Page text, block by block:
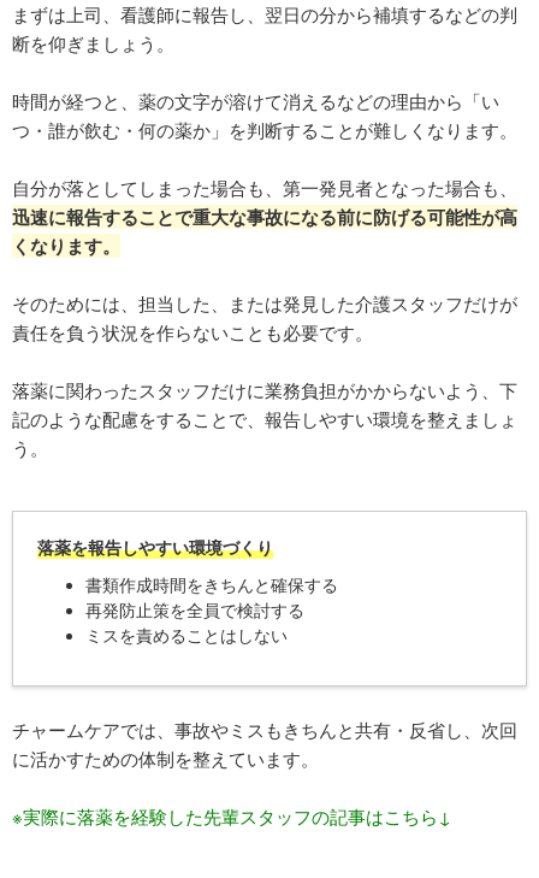
まずは上司、看護師に報告し、翌日の分から補填するなどの判
断を仰ぎましょう。
時間が経つと、薬の文字が溶けて消えるなどの理由から「い
つ・誰が飲む・何の薬か」を判断することが難しくなります。
自分が落としてしまった場合も、第一発見者となった場合も、
迅速に報告することで重大な事故になる前に防げる可能性が高
くなります。
そのためには、担当した、または発見した介護スタッフだけが
責任を負う状況を作らないことも必要です。
落薬に関わったスタッフだけに業務負担がかからないよう、下
記のような配慮をすることで、報告しやすい環境を整えましょ
う。
落薬を報告しやすい環境づくり
書類作成時間をきちんと確保する
再発防止策を全員で検討する
ミスを責めることはしない
チャームケアでは、事故やミスもきちんと共有・反省し、次回
に活かすための体制を整えています。
※実際に落薬を経験した先輩スタッフの記事はこちら↓